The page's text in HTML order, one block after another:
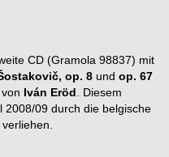
CD (Gramola 98837) mit
op. 8 und op. 67
von Iván Eröd . Diesem
2008/09 durch die belgische